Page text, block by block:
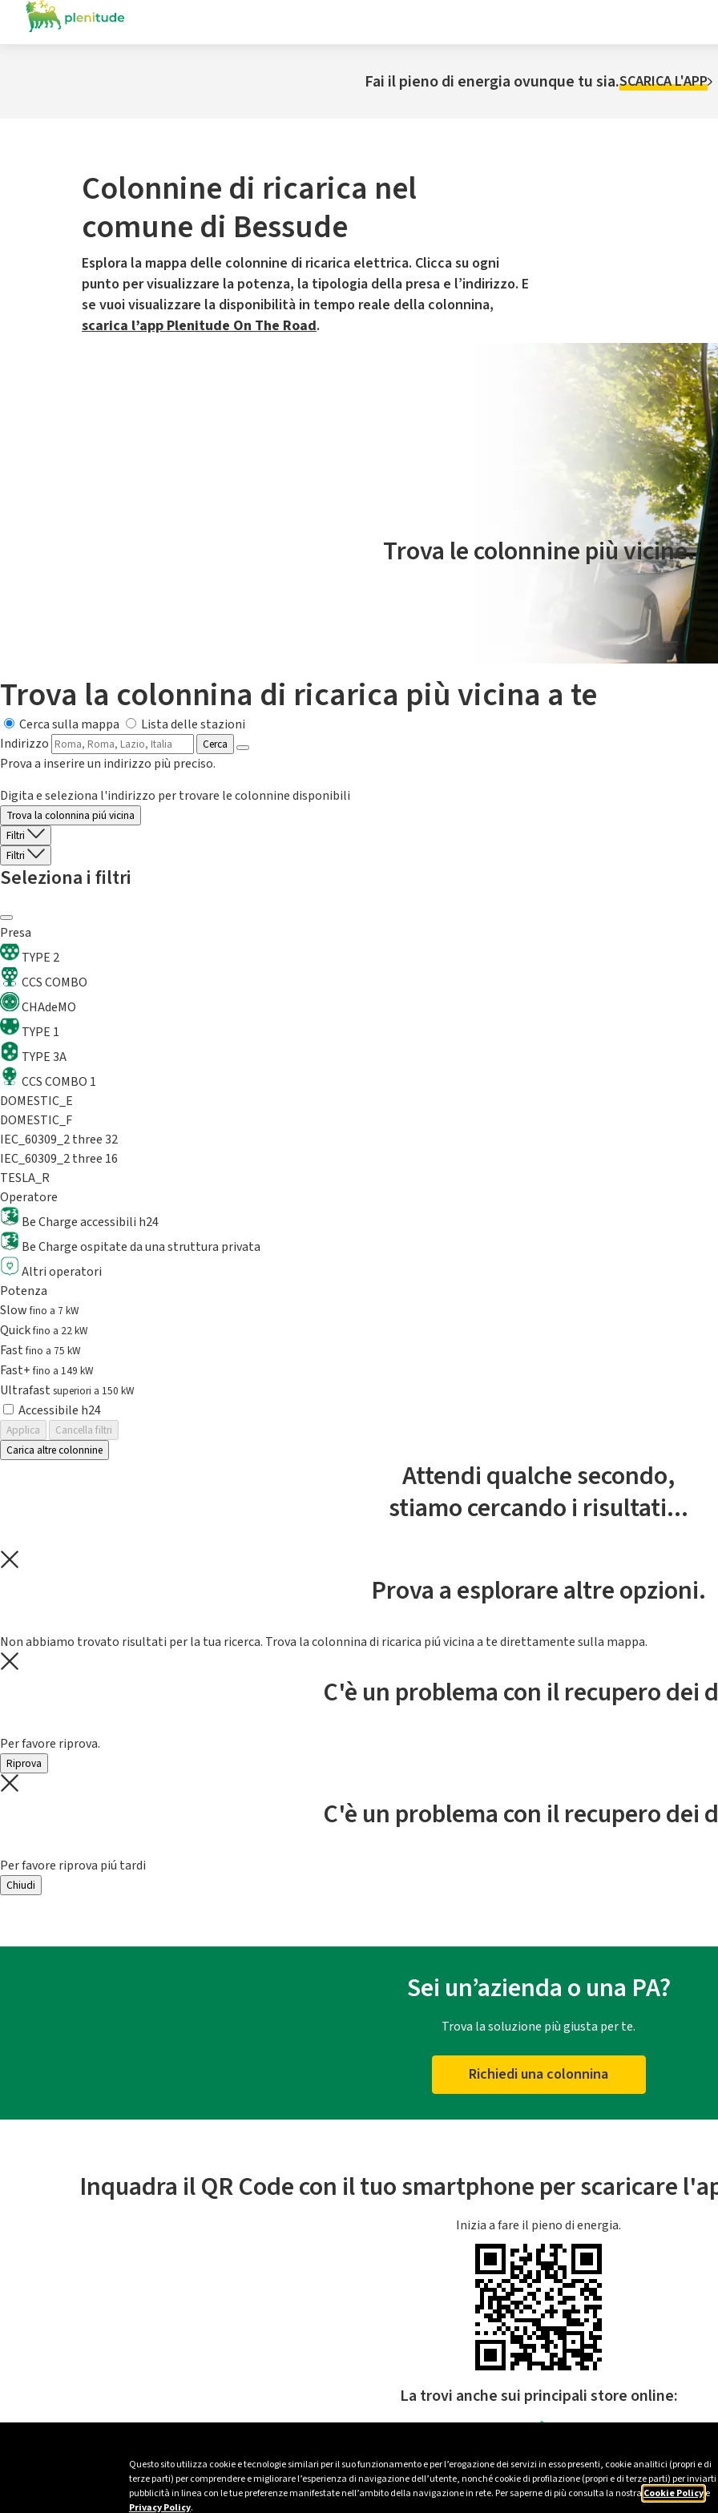
Questo sito utilizza cookie e tecnologie similari per il suo funzionamento e per l’erogazione dei servizi in esso presenti, cookie analitici (propri e di
terze parti) per comprendere e migliorare l’esperienza di navigazione dell’utente, nonché cookie di profilazione (propri e di terze parti) per inviarti
pubblicità in linea con le tue preferenze manifestate nell’ambito della navigazione in rete. Per saperne di più consulta la nostra Cookie Policye
Privacy Policy.
Fai il pieno di energia ovunque tu sia.SCARICA L'APP
Colonnine di ricarica nel
comune di Bessude
Esplora la mappa delle colonnine di ricarica elettrica. Clicca su ogni
punto per visualizzare la potenza, la tipologia della presa e l’indirizzo. E
se vuoi visualizzare la disponibilità in tempo reale della colonnina,
scarica l’app Plenitude On The Road.
Il servizio di mobilità elettrica è gestito da Plenitude On The Road
Trova le colonnine più vicine.
Trova la colonnina di ricarica più vicina a te
Cerca sulla mappa
Lista delle stazioni
Indirizzo
Cerca
Prova a inserire un indirizzo più preciso.
Digita e seleziona l'indirizzo per trovare le colonnine disponibili
Trova la colonnina piú vicina
Filtri
Filtri
Seleziona i filtri
Presa
TYPE 2
CCS COMBO
CHAdeMO
TYPE 1
TYPE 3A
CCS COMBO 1
DOMESTIC_E
DOMESTIC_F
IEC_60309_2 three 32
IEC_60309_2 three 16
TESLA_R
Operatore
Be Charge accessibili h24
Be Charge ospitate da una struttura privata
Altri operatori
Potenza
Slowfino a 7 kW
Quickfino a 22 kW
Fastfino a 75 kW
Fast+fino a 149 kW
Ultrafast superiori a 150 kW
Accessibile h24
Applica
Cancella filtri
Carica altre colonnine
Attendi qualche secondo,
stiamo cercando i risultati...
Prova a esplorare altre opzioni.
Non abbiamo trovato risultati per la tua ricerca. Trova la colonnina di ricarica piú vicina a te direttamente sulla mappa.
C'è un problema con il recupero dei
Per favore riprova.
Riprova
C'è un problema con il recupero dei
Per favore riprova piú tardi
Chiudi
Sei un’azienda o una PA?
Trova la soluzione più giusta per te.
Richiedi una colonnina
Inquadra il QR Code con il tuo smartphone per scaricare
Inizia a fare il pieno di energia.
La trovi anche sui principali store online: